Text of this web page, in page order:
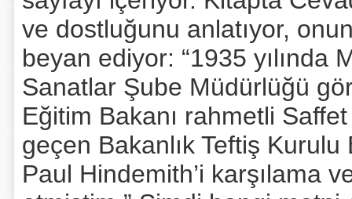
ve dostluğunu anlatıyor,
beyan ediyor: “1935 yılında
Sanatlar Şube Müdürlüğü
Eğitim Bakanı rahmetli
geçen Bakanlık Teftiş
Paul Hindemith’i karşılama